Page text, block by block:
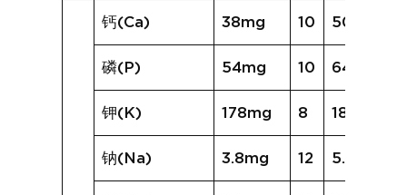
钙(Ca) 38mg 10 50mg
磷(P) 54mg 10 64mg
钾(K) 178mg 8 188mg
钠(Na) 3.8mg 12 5.8mg